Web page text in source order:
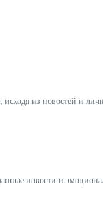
из новостей и
новости и